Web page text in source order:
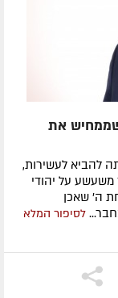
את
להביא לעשירות,
על יהודי
ה' שאכן
לסיפור המלא